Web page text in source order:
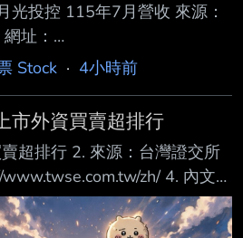
光投控 115年7月營收 來源：
址：
mops/#/web/t51sb1
增減金額 22,241,668 增
年累計 438,509,375 去年累
增減金額 88,063,757 增減百
/ 營收變化原因說明 mom:
--
Stock · 4小時前
市外資買賣超排行
超排行 2. 來源：台灣證交所
zh/ 4. 內文：
64,052 2 3481 群創 48,103
4 2408 南亞科 30,509 5